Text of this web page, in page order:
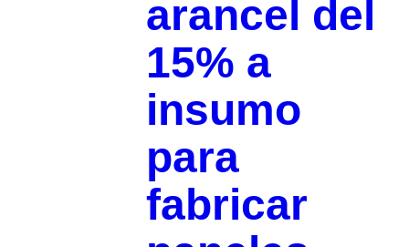
arancel del
15% a
insumo
para
fabricar